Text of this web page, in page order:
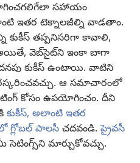
సహాయం
ఇతర టెక్నాలజీల్ని వాడతాం.
తప్పనిసరిగా కావాలి,
అయితే, వెబ్‌సైట్‌ని ఇంకా బాగా
కుకీస్‌ ఉంటాయి. వాటిని
ఆ సమాచారంలో
కోసం ఉపయోగించం. దీని
కుకీస్, అలాంటి ఇతర
గ్లోబల్ పాలసీ చదవండి.ప్రైవసీ
సెటింగ్స్‌ని మార్చుకోవచ్చు.
and Tract Society of Pennsylvania.
ప్రైవసీ పాలసీ| ప్రైవసీ సెటింగ్స్